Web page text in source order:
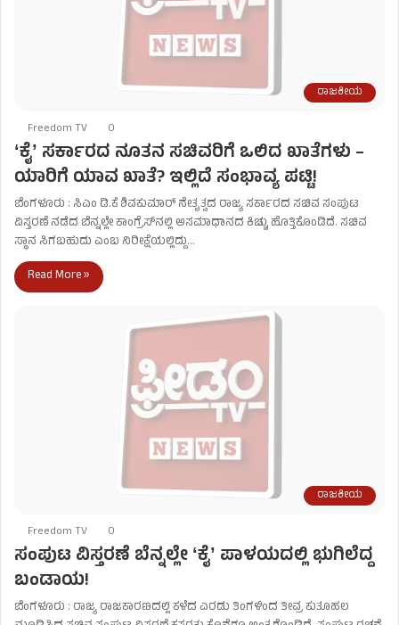
ರಾಜಕೀಯ
Freedom TV 0
ʻಕೈʼ ಸರ್ಕಾರದ ನೂತನ ಸಚಿವರಿಗೆ ಒಲಿದ ಖಾತೆಗಳು –
ಯಾರಿಗೆ ಯಾವ ಖಾತೆ? ಇಲ್ಲಿದೆ ಸಂಭಾವ್ಯ ಪಟ್ಟಿ!
ಬೆಂಗಳೂರು : ಸಿಎಂ ಡಿ.ಕೆ ಶಿವಕುಮಾರ್ ನೇತೃತ್ವದ ರಾಜ್ಯ ಸರ್ಕಾರದ ಸಚಿವ ಸಂಪುಟ
ವಿಸ್ತರಣೆ ನಡೆದ ಬೆನ್ನಲ್ಲೇ ಕಾಂಗ್ರೆಸ್‌ನಲ್ಲಿ ಅಸಮಾಧಾನದ ಕಿಚ್ಚು ಹೊತ್ತಿಕೊಂಡಿದೆ. ಸಚಿವ
ಸ್ಥಾನ ಸಿಗಬಹುದು ಎಂಬ ನಿರೀಕ್ಷೆಯಲ್ಲಿದ್ದು…
Read More »
ರಾಜಕೀಯ
Freedom TV 0
ಸಂಪುಟ ವಿಸ್ತರಣೆ ಬೆನ್ನಲ್ಲೇ ʻಕೈʼ ಪಾಳಯದಲ್ಲಿ ಭುಗಿಲೆದ್ದ
ಬಂಡಾಯ!
ಬೆಂಗಳೂರು : ರಾಜ್ಯ ರಾಜಕಾರಣದಲ್ಲಿ ಕಳೆದ ಎರಡು ತಿಂಗಳಿಂದ ತೀವ್ರ ಕುತೂಹಲ